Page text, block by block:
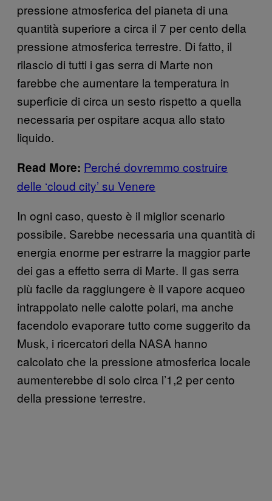
pressione atmosferica del pianeta di una
quantità superiore a circa il 7 per cento della
pressione atmosferica terrestre. Di fatto, il
rilascio di tutti i gas serra di Marte non
farebbe che aumentare la temperatura in
superficie di circa un sesto rispetto a quella
necessaria per ospitare acqua allo stato
liquido.
Read More: Perché dovremmo costruire
delle ‘cloud city’ su Venere
In ogni caso, questo è il miglior scenario
possibile. Sarebbe necessaria una quantità di
energia enorme per estrarre la maggior parte
dei gas a effetto serra di Marte. Il gas serra
più facile da raggiungere è il vapore acqueo
intrappolato nelle calotte polari, ma anche
facendolo evaporare tutto come suggerito da
Musk, i ricercatori della NASA hanno
calcolato che la pressione atmosferica locale
aumenterebbe di solo circa l’1,2 per cento
della pressione terrestre.